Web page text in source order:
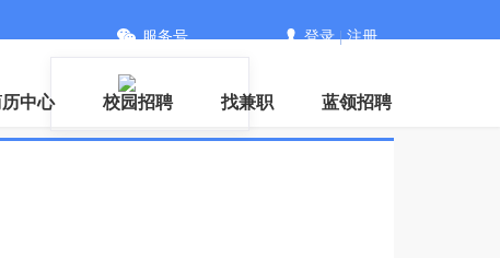
服务号 登录|注册
中心 校园招聘 找兼职 蓝领招聘